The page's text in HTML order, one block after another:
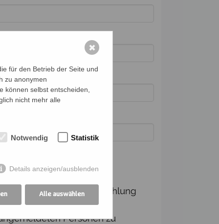
verpflichte mich, die Zahlung
Kommunikation für die
Personen zu
für den Betrieb der Seite und
zu anonymen
können selbst entscheiden,
nicht mehr alle
Notwendig Statistik
Details anzeigen/ausblenden
Alle auswählen
✖